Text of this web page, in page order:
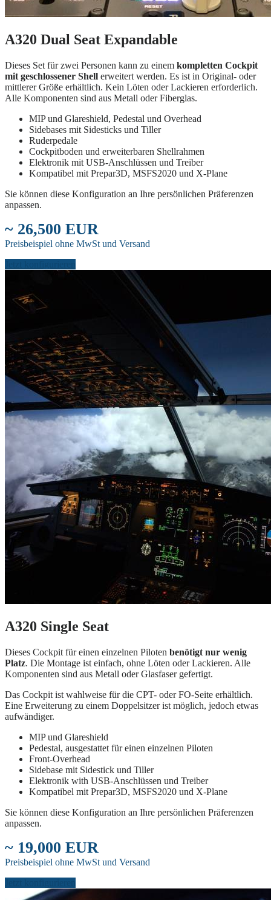
A320 Dual Seat Expandable
Dieses Set für zwei Personen kann zu einem kompletten Cockpit
mit geschlossener Shell erweitert werden. Es ist in Original- oder
mittlerer Größe erhältlich. Kein Löten oder Lackieren erforderlich.
Alle Komponenten sind aus Metall oder Fiberglas.
MIP und Glareshield, Pedestal und Overhead
Sidebases mit Sidesticks und Tiller
Ruderpedale
Cockpitboden und erweiterbaren Shellrahmen
Elektronik mit USB-Anschlüssen und Treiber
Kompatibel mit Prepar3D, MSFS2020 und X-Plane
Sie können diese Konfiguration an Ihre persönlichen Präferenzen
anpassen.
~ 26,500 EUR
Preisbeispiel ohne MwSt und Versand
A320 Single Seat
Dieses Cockpit für einen einzelnen Piloten benötigt nur wenig
Platz. Die Montage ist einfach, ohne Löten oder Lackieren. Alle
Komponenten sind aus Metall oder Glasfaser gefertigt.
Das Cockpit ist wahlweise für die CPT- oder FO-Seite erhältlich.
Eine Erweiterung zu einem Doppelsitzer ist möglich, jedoch etwas
aufwändiger.
MIP und Glareshield
Pedestal, ausgestattet für einen einzelnen Piloten
Front-Overhead
Sidebase mit Sidestick und Tiller
Elektronik with USB-Anschlüssen und Treiber
Kompatibel mit Prepar3D, MSFS2020 und X-Plane
Sie können diese Konfiguration an Ihre persönlichen Präferenzen
anpassen.
~ 19,000 EUR
Preisbeispiel ohne MwSt und Versand